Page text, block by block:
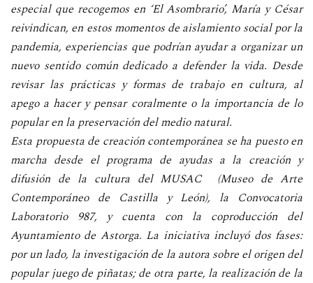
especial que recogemos en ‘El Asombrario’, María y César
reivindican, en estos momentos de aislamiento social por la
pandemia, experiencias que podrían ayudar a organizar un
nuevo sentido común dedicado a defender la vida. Desde
revisar las prácticas y formas de trabajo en cultura, al
apego a hacer y pensar coralmente o la importancia de lo
popular en la preservación del medio natural.
Esta propuesta de creación contemporánea se ha puesto en
marcha desde el programa de ayudas a la creación y
difusión de la cultura del MUSAC
(Museo de Arte
Contemporáneo de Castilla y León), la Convocatoria
Laboratorio 987, y cuenta con la coproducción del
Ayuntamiento de Astorga. La iniciativa incluyó dos fases:
por un lado, la investigación de la autora sobre el origen del
popular juego de piñatas; de otra parte, la realización de la